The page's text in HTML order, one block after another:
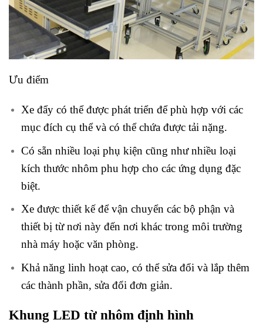
Ưu điểm
Xe đẩy có thể được phát triển để phù hợp với các
mục đích cụ thể và có thể chứa được tải nặng.
Có sẵn nhiều loại phụ kiện cũng như nhiều loại
kích thước nhôm phu hợp cho các ứng dụng đặc
biệt.
Xe được thiết kế để vận chuyển các bộ phận và
thiết bị từ nơi này đến nơi khác trong môi trường
nhà máy hoặc văn phòng.
Khả năng linh hoạt cao, có thể sửa đổi và lắp thêm
các thành phần, sửa đổi đơn giản.
Khung LED từ nhôm định hình